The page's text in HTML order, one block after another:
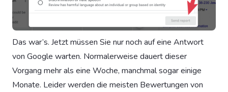
Das war’s. Jetzt müssen Sie nur noch auf eine Antwort
von Google warten. Normalerweise dauert dieser
Vorgang mehr als eine Woche, manchmal sogar einige
Monate. Leider werden die meisten Bewertungen von